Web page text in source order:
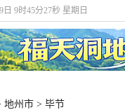
日 9时45分28秒 星期日
地州市 > 毕节